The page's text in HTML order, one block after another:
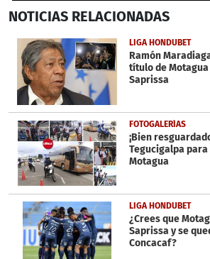
seconds
38
seconds
NOTICIAS RELACIONADAS
LIGA HONDUBET
Ramón
título de
Saprissa
FOTOGALERÍAS
¡Bien
Tegucigalpa
Motagua
LIGA HONDUBET
¿Crees que
Saprissa y se
Concacaf?